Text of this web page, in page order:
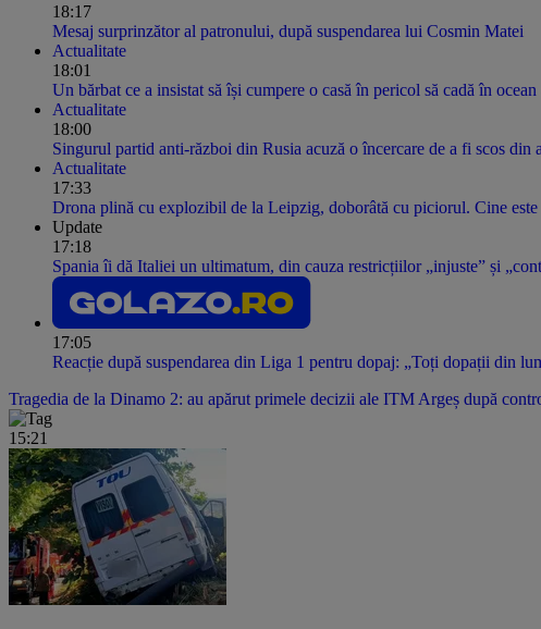
18:17
Mesaj surprinzător al patronului, după suspendarea lui Cosmin Matei
Actualitate
18:01
Un bărbat ce a insistat să își cumpere o casă în pericol să cadă în
Actualitate
18:00
Singurul partid anti-război din Rusia acuză o încercare de a fi scos din
Actualitate
17:33
Drona plină cu explozibil de la Leipzig, doborâtă cu piciorul. Cine
Update
17:18
Spania îi dă Italiei un ultimatum, din cauza restricțiilor „injuste” și
17:05
Reacție după suspendarea din Liga 1 pentru dopaj: „Toți dopații din
Tragedia de la Dinamo 2: au apărut primele decizii ale ITM Argeș după
15:21